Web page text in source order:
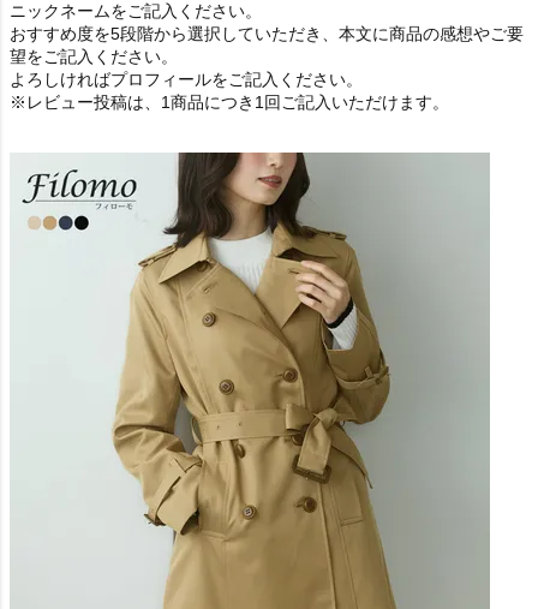
ニックネームをご記入ください。
おすすめ度を5段階から選択していただき、本文に商品の感想やご要
望をご記入ください。
よろしければプロフィールをご記入ください。
※レビュー投稿は、1商品につき1回ご記入いただけます。